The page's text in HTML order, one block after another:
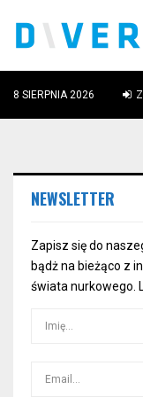
8 SIERPNIA 2026
NEWSLETTER
Zapisz się do
bądż na bieżąco z
świata nurkowego.